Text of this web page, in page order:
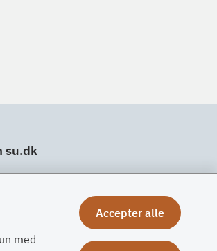
su.dk
med
Accepter alle